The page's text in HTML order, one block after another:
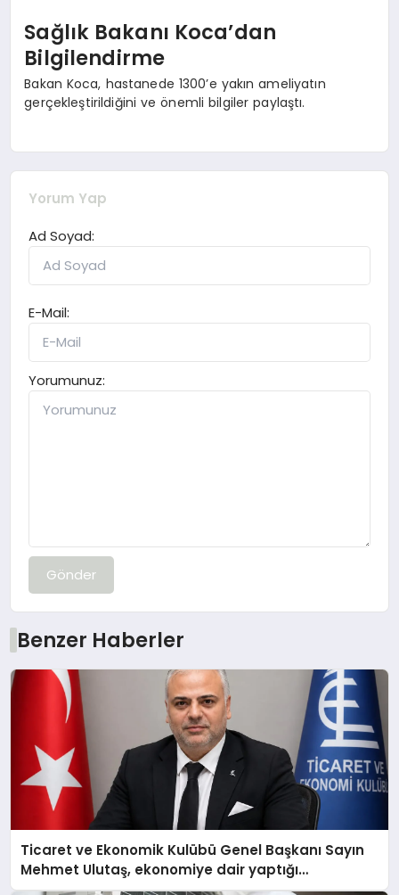
Sağlık Bakanı Koca’dan
Bilgilendirme
Bakan Koca, hastanede 1300’e yakın ameliyatın
gerçekleştirildiğini ve önemli bilgiler paylaştı.
Yorum Yap
Ad Soyad:
E-Mail:
Yorumunuz:
Gönder
Benzer Haberler
Ticaret ve Ekonomik Kulübü Genel Başkanı Sayın
Mehmet Ulutaş, ekonomiye dair yaptığı
açıklamada şunları kaydetti: